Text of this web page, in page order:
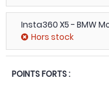
Insta360 X5 - BMW
Hors stock
POINTS FORTS :